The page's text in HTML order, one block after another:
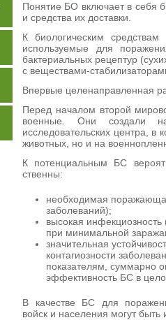
Понятие БО включает в себя
и средства их доставки.
К биологическим
используемые для
бактериальных рецептур
с веществами-
Впервые целенаправленная
Перед началом второй
военные. Они создали
исследовательских центра, в
животных, но и на
К потенциальным БС
ственны:
необходимая
заболеваний);
высокая инфекциозность
при минимальной
значительная
контагиозности
показателям, суммарно
эффективность БС в
В качестве БС для
войск и населения могут быть